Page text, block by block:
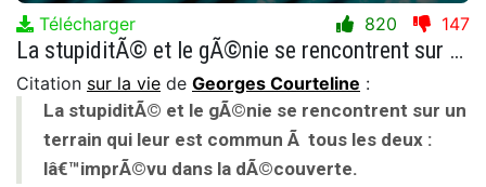
Télécharger 820 147
La stupiditÃ© et le gÃ©nie se rencontrent sur un terrain qui leur est commun Ã tous les deux : lâ€™imprÃ©vu dans la dÃ©couverte.
Citation sur la vie de Georges Courteline :
La stupiditÃ© et le gÃ©nie se rencontrent sur un
terrain qui leur est commun Ã tous les deux :
lâ€™imprÃ©vu dans la dÃ©couverte.